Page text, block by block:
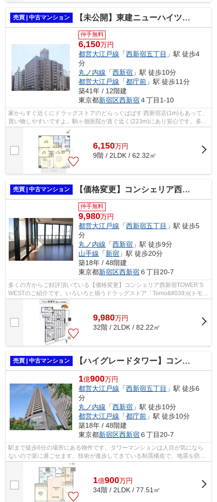
売買 | 中古マンション 【未公開】東建ニューハイツ西新宿【角部屋】
仲手無料
6,150万円
都営大江戸線 「西新宿五丁目 」駅 徒歩4
分
丸ノ内線 「西新宿 」駅 徒歩10分
都営大江戸線 「都庁前 」駅 徒歩11分
築41年 / 12階建
東京都新宿区西新宿４丁目1-10
家からすぐ近くにドラッグストアのどらっぐぱぱす 西新宿店(1m)もあって、
買い物しやすいですよ。駒ヶ嶺医院が直ぐ近く(223m)にあり安心です。多く
の方に好評の、駅から徒歩4分に位置...
6,150万円
9階 / 2LDK / 62.32㎡
売買 | 中古マンション 【価格変更】コンシェリア西新宿TOWER’S WEST
仲手無料
9,980万円
都営大江戸線 「西新宿五丁目 」駅 徒歩5
分
丸ノ内線 「西新宿 」駅 徒歩9分
山手線 「新宿 」駅 徒歩20分
築18年 / 48階建
東京都新宿区西新宿６丁目20-7
多くの方からご好評頂いている【価格変更】コンシェリア西新宿TOWER’S
WESTのご紹介です。いろいろと揃うドラッグストア「Tomo&#039;s(トモ
ズ) 西新宿五丁目店」も歩いてすぐ(500m...
9,980万円
32階 / 2LDK / 82.22㎡
売買 | 中古マンション 【ハイグレードタワー】コンシェリア西新宿TOWER’S WEST
1億900万円
都営大江戸線 「西新宿五丁目 」駅 徒歩6
分
丸ノ内線 「西新宿 」駅 徒歩10分
都営大江戸線 「都庁前 」駅 徒歩10分
築18年 / 48階建
東京都新宿区西新宿６丁目20-7
駅まで徒歩6分の場所にある物件です。タワーマンションは人目が気になら
ないので楽に過ごせます。技術が進歩してきている制震構造で、地震を防い
でくれます。中古マンションなら周りに...
1億900万円
34階 / 2LDK / 77.51㎡